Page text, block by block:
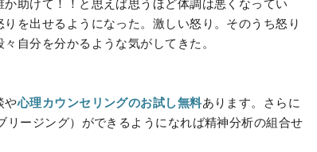
助けて！！と思えば思うほど体調は悪くなってい
を出せるようになった。激しい怒り。そのうち怒り
自分を分かるような気がしてきた。
や心理カウンセリングのお試し無料あります。さらに
ージング）ができるようになれば精神分析の組合せ